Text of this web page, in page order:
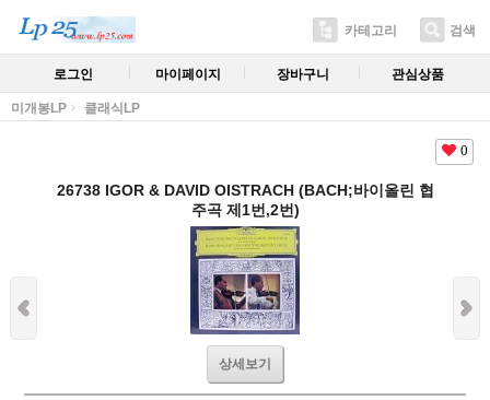
카테고리 검색
로그인 마이페이지 장바구니 관심상품
미개봉LP 클래식LP
0
26738 IGOR & DAVID OISTRACH (BACH;바이올린 협
주곡 제1번,2번)
상세보기